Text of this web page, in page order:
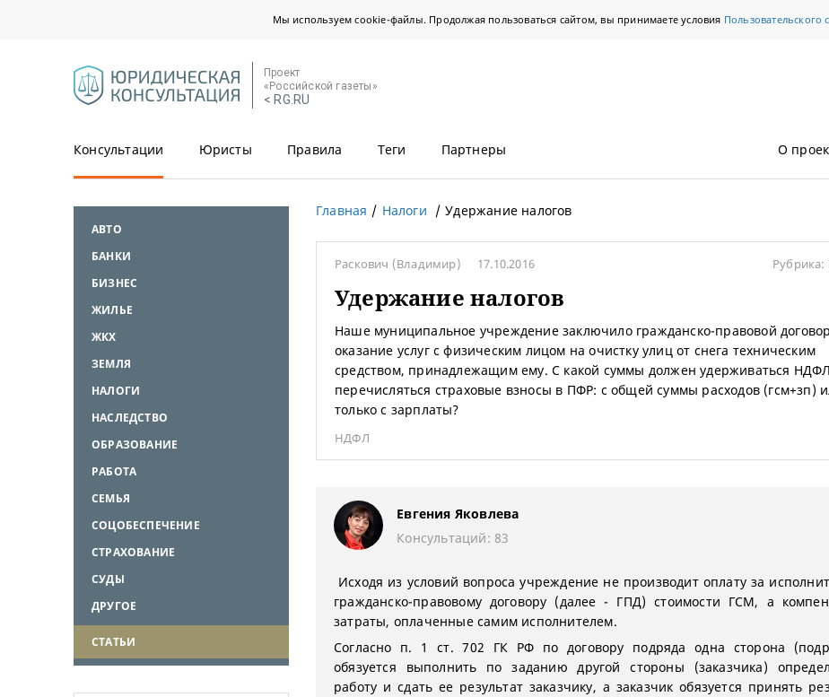
Мы используем cookie-файлы. Продолжая пользоваться сайтом, вы принимаете условия Пользовательского
Проект
«Российской газеты»
< RG.RU
Консультации Юристы Правила Теги Партнеры О
АВТО
БАНКИ
БИЗНЕС
ЖИЛЬЕ
ЖКХ
ЗЕМЛЯ
НАЛОГИ
НАСЛЕДСТВО
ОБРАЗОВАНИЕ
РАБОТА
СЕМЬЯ
СОЦОБЕСПЕЧЕНИЕ
СТРАХОВАНИЕ
СУДЫ
ДРУГОЕ
СТАТЬИ
Главная Налоги Удержание налогов
Раскович (Владимир) 17.10.2016 Рубрика:
Удержание налогов
Наше муниципальное учреждение заключило гражданско-правовой
оказание услуг с физическим лицом на очистку улиц от снега техническим
средством, принадлежащим ему. С какой суммы должен удерживаться
перечисляться страховые взносы в ПФР: с общей суммы расходов (гсм+зп)
только с зарплаты?
НДФЛ
Евгения Яковлева
Консультаций: 83
Исходя из условий вопроса учреждение не производит оплату за
гражданско-правовому договору (далее - ГПД) стоимости ГСМ, а
затраты, оплаченные самим исполнителем.
Согласно п. 1 ст. 702 ГК РФ по договору подряда одна сторона
обязуется выполнить по заданию другой стороны (заказчика)
работу и сдать ее результат заказчику, а заказчик обязуется принять